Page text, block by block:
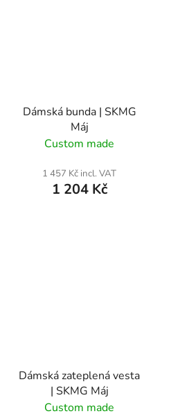
Dámská bunda | SKMG
Máj
Custom made
1 457 Kč incl. VAT
1 204 Kč
Dámská zateplená vesta
| SKMG Máj
Custom made